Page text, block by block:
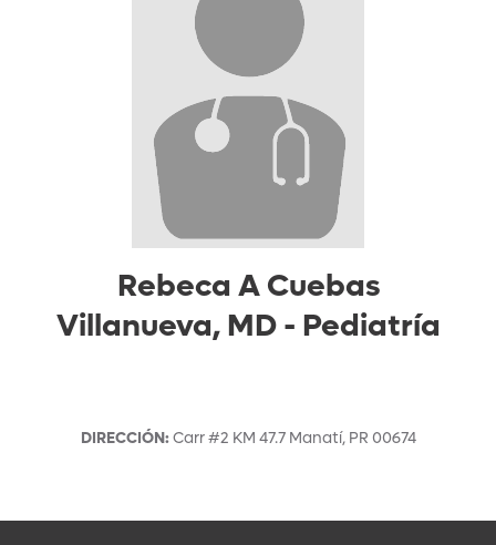
Rebeca A Cuebas
Villanueva, MD - Pediatría
DIRECCIÓN:Carr #2 KM 47.7 Manatí, PR 00674